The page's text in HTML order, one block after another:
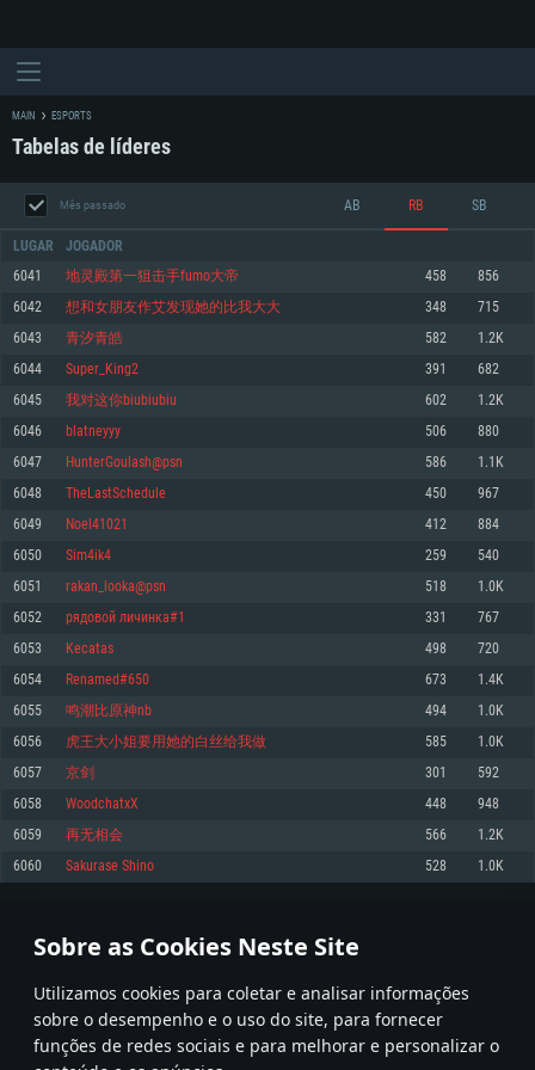
Sobre as Cookies Neste Site
Utilizamos cookies para coletar e analisar informações
sobre o desempenho e o uso do site, para fornecer
funções de redes sociais e para melhorar e personalizar o
REQUERIMENTOS DE SISTEMA
Mínimo
Sistema Operativo: Windows 10 (64 bit)
Processador: Dual-Core 2.2 GHz
Memória: 4GB
Placa Gráfica: Placa com DirectX 11: AMD Radeon 77XX / NVIDIA GeForce
GTX 660. Resolução mínima suportada: 720p
Network: Internet de banda larga.
Disco: 23,1 GB
Recomendado
superior, Radeon RX 570 ou superior
Disco: 75,9 GB
Mínimo
Sistema Operativo: Mac OS Big Sur 11.0 ou versão mais recente
Processador: Core i5 2.2GHz mínimo (Intel Xeon não suportado)
Memória: 6 GB
Placa Gráfica: Intel Iris Pro 5200 (Mac), equivalentes AMD/Nvidia para Mac.
Resolução mínima suportada: 720p com suporte Metal.
Network: Internet de banda larga.
Disco: 21,5 GB
Recomendado
Network: Internet de banda larga.
Mínimo
Sistema Operativo: Distribuições mais modernas do Linux de 64bit
Processador: Dual-Core 2.4 GHz
Memória: 4 GB
Placa Gráfica: NVIDIA 660 com os drivers mais recentes (não mais de 6
meses) / equivalentes AMD com os drivers mais recentes com suporte
Vulkan (não mais de 6 meses); Resolução mínima suportada: 720p.
Network: Internet de banda larga.
Disco: 21,5 GB
Recomendado
Sistema Operativo: Ubuntu 20.04 64bit
Processador: Intel Core i7
Memória: 16 GB
Placa Gráfica: NVIDIA 1060 com os drivers mais recentes (não mais de 6
meses) / equivalentes AMD (Radeon RX 570) com os drivers mais recentes
Network: Internet de banda larga.
MAIN ESPORTS
Tabelas de líderes
Mês passado AB RB SB
LUGAR JOGADOR
6041 地灵殿第一狙击手fumo大帝 458 856
6042 想和女朋友作艾发现她的比我大大 348 715
6043 青汐青皓 582 1.2K
6044 Super_King2 391 682
6045 我对这你biubiubiu 602 1.2K
6046 blatneyyy 506 880
6047 HunterGoulash@psn 586 1.1K
6048 TheLastSchedule 450 967
6049 Noel41021 412 884
6050 Sim4ik4 259 540
6051 rakan_looka@psn 518 1.0K
6052 рядовой личинка#1 331 767
6053 Kecatas 498 720
6054 Renamed#650 673 1.4K
6055 鸣潮比原神nb 494 1.0K
6056 虎王大小姐要用她的白丝给我做 585 1.0K
6057 京剑 301 592
6058 WoodchatxX 448 948
6059 再无相会 566 1.2K
6060 Sakurase Shino 528 1.0K